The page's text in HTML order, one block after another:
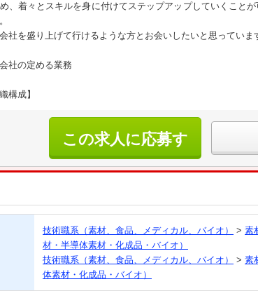
、着々とスキルを身に付けてステップアップしていくこと
社を盛り上げて行けるような方とお会いしたいと思っていま
社の定める業務
構成】
この求人に応募す
る
技術職系（素材、食品、メディカル、バイオ） > 素
材・半導体素材・化成品・バイオ）
技術職系（素材、食品、メディカル、バイオ）
> 素
体素材・化成品・バイオ）